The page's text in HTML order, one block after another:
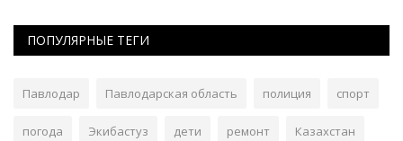
ПОПУЛЯРНЫЕ ТЕГИ
Павлодар Павлодарская область полиция спорт
погода Экибастуз дети ремонт Казахстан